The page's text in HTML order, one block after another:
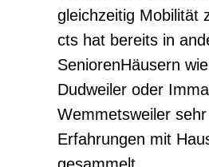
gleichzeitig Mobilität
cts hat bereits in
SeniorenHäusern
Dudweiler oder
Wemmetsweiler
Erfahrungen mit